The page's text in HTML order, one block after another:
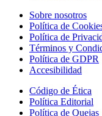
Sobre nosotros
Política de
Política de
Términos y
Política de GDPR
Accesibilidad
Código de Ética
Política Editorial
Política de Quejas